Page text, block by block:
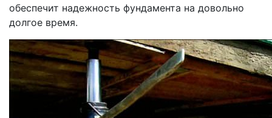
обеспечит надежность фундамента на довольно
долгое время.